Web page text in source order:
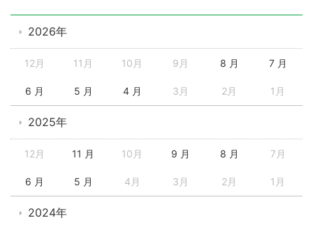
2026年
12月 11月 10月 9月 8 月 7 月
6 月 5 月 4 月 3月 2月 1月
2025年
12月 11 月 10月 9 月 8 月 7月
6 月 5 月 4月 3月 2月 1月
2024年